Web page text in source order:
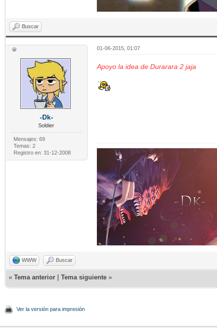
Buscar
-Dk-
Soldier
Mensajes: 69
Temas: 2
Registro en: 31-12-2008
01-06-2015, 01:07
Apoyo la idea de Durarara 2 jaja
WWW Buscar
« Tema anterior Tema siguiente »
Ver la versión para impresión